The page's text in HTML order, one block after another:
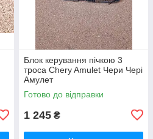
Блок керування пічкою 3
троса Chery Amulet Чери Чері
Амулет
Готово до відправки
1 245 ₴